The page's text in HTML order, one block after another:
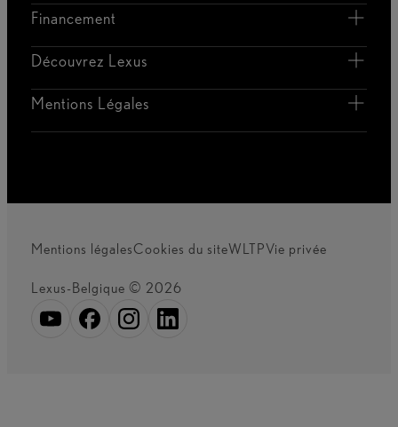
Financement
Découvrez Lexus
Mentions Légales
Mentions légalesCookies du siteWLTPVie privée
Lexus-Belgique © 2026